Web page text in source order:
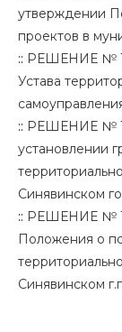
утверждении
проектов в
:: РЕШЕНИЕ № 12
Устава
:: РЕШЕНИЕ №
установлении
Синявинском
:: РЕШЕНИЕ №
Положения о
Синявинском